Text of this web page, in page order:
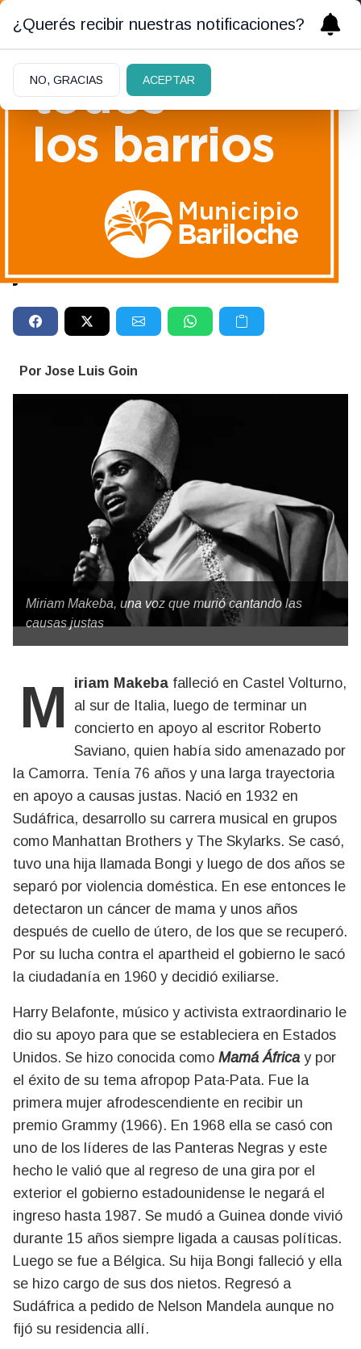
Miriam Makeba, una voz que
murió cantando las causas
justas
Por Jose Luis Goin
Miriam Makeba, una voz que murió cantando las
causas justas
Miriam Makeba falleció en Castel Volturno,
al sur de Italia, luego de terminar un
concierto en apoyo al escritor Roberto
Saviano, quien había sido amenazado por
la Camorra. Tenía 76 años y una larga trayectoria
en apoyo a causas justas. Nació en 1932 en
Sudáfrica, desarrollo su carrera musical en grupos
como Manhattan Brothers y The Skylarks. Se casó,
tuvo una hija llamada Bongi y luego de dos años se
separó por violencia doméstica. En ese entonces le
detectaron un cáncer de mama y unos años
después de cuello de útero, de los que se recuperó.
Por su lucha contra el apartheid el gobierno le sacó
la ciudadanía en 1960 y decidió exiliarse.
Harry Belafonte, músico y activista extraordinario le
dio su apoyo para que se estableciera en Estados
Unidos. Se hizo conocida como Mamá Áfricay por
el éxito de su tema afropop Pata-Pata. Fue la
primera mujer afrodescendiente en recibir un
premio Grammy (1966). En 1968 ella se casó con
uno de los líderes de las Panteras Negras y este
hecho le valió que al regreso de una gira por el
exterior el gobierno estadounidense le negará el
ingreso hasta 1987. Se mudó a Guinea donde vivió
durante 15 años siempre ligada a causas políticas.
Luego se fue a Bélgica. Su hija Bongi falleció y ella
se hizo cargo de sus dos nietos. Regresó a
Sudáfrica a pedido de Nelson Mandela aunque no
fijó su residencia allí.
¿Querés recibir nuestras notificaciones?
NO, GRACIAS ACEPTAR